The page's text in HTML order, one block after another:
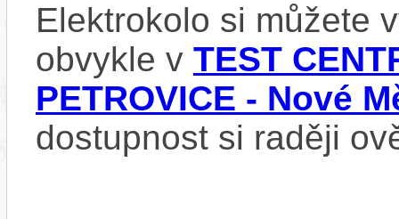
Elektrokolo si můžete
obvykle v TEST
PETROVICE - Nové
dostupnost si raději